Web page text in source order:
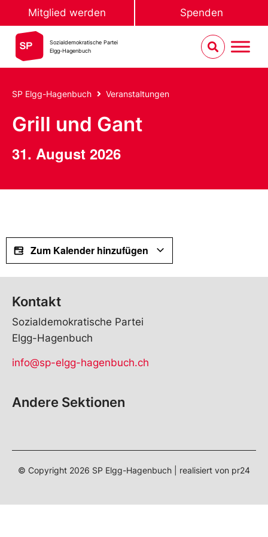
Mitglied werden Spenden
Sozialdemokratische Partei
Elgg-Hagenbuch
SP Elgg-Hagenbuch Veranstaltungen
Grill und Gant
31. August 2026
Zum Kalender hinzufügen
Kontakt
Sozialdemokratische Partei
Elgg-Hagenbuch
info@sp-elgg-hagenbuch.ch
Andere Sektionen
© Copyright 2026 SP Elgg-Hagenbuch | realisiert von pr24